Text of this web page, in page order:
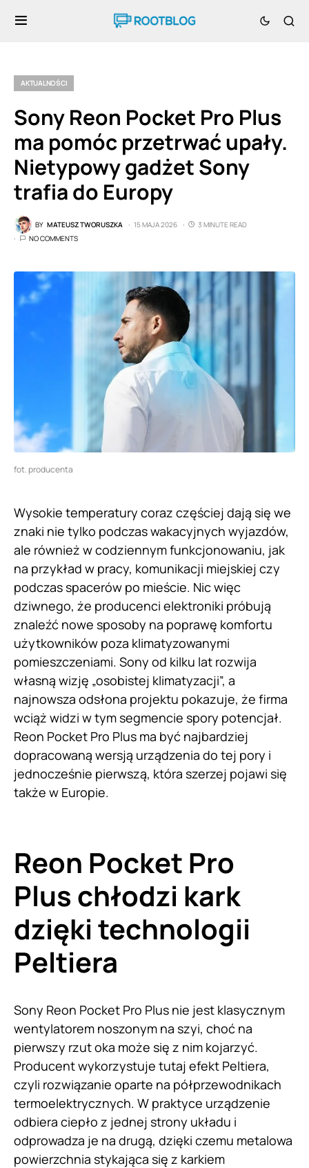
AKTUALNOŚCI
Sony Reon Pocket Pro Plus
ma pomóc przetrwać upały.
Nietypowy gadżet Sony
trafia do Europy
BY MATEUSZ TWORUSZKA 15 MAJA 2026
3 MINUTE READ
NO COMMENTS
fot. producenta
Wysokie temperatury coraz częściej dają się we
znaki nie tylko podczas wakacyjnych wyjazdów,
ale również w codziennym funkcjonowaniu, jak
na przykład w pracy, komunikacji miejskiej czy
podczas spacerów po mieście. Nic więc
dziwnego, że producenci elektroniki próbują
znaleźć nowe sposoby na poprawę komfortu
użytkowników poza klimatyzowanymi
pomieszczeniami. Sony od kilku lat rozwija
własną wizję „osobistej klimatyzacji”, a
najnowsza odsłona projektu pokazuje, że firma
wciąż widzi w tym segmencie spory potencjał.
Reon Pocket Pro Plus ma być najbardziej
dopracowaną wersją urządzenia do tej pory i
jednocześnie pierwszą, która szerzej pojawi się
także w Europie.
Reon Pocket Pro
Plus chłodzi kark
dzięki technologii
Peltiera
Sony Reon Pocket Pro Plus nie jest klasycznym
wentylatorem noszonym na szyi, choć na
pierwszy rzut oka może się z nim kojarzyć.
Producent wykorzystuje tutaj efekt Peltiera,
czyli rozwiązanie oparte na półprzewodnikach
termoelektrycznych. W praktyce urządzenie
odbiera ciepło z jednej strony układu i
odprowadza je na drugą, dzięki czemu metalowa
powierzchnia stykająca się z karkiem